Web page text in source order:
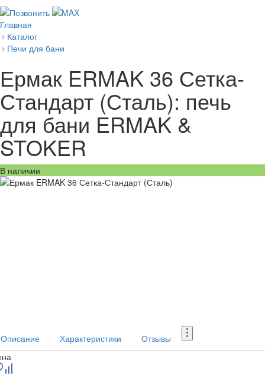
Главная
Каталог
Печи для бани
Ермак ERMAK 36 Сетка-
Стандарт (Сталь): печь
для бани ERMAK &
STOKER
В наличии
Описание Характеристики
Отзывы